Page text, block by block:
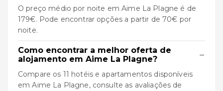
O preço médio por noite em Aime La Plagne é de
179€. Pode encontrar opções a partir de 70€ por
noite.
Como encontrar a melhor oferta de
alojamento em Aime La Plagne?
−
Compare os 11 hotéis e apartamentos disponíveis
em Aime La Plagne, consulte as avaliações de